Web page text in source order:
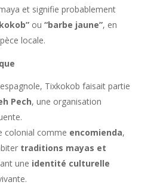
et signifie probablement
ou “barbe jaune”, en
locale.
Tixkokob faisait partie
Pech, une organisation
colonial comme encomienda,
traditions mayas et
une identité culturelle